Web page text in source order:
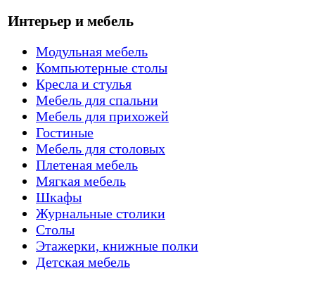
Интерьер и мебель
Модульная мебель
Компьютерные столы
Кресла и стулья
Мебель для спальни
Мебель для прихожей
Гостиные
Мебель для столовых
Плетеная мебель
Мягкая мебель
Шкафы
Журнальные столики
Столы
Этажерки, книжные полки
Детская мебель